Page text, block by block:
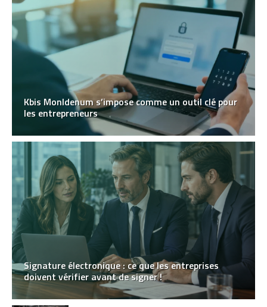
Kbis MonIdenum s’impose comme un outil clé pour
les entrepreneurs
Signature électronique : ce que les entreprises
doivent vérifier avant de signer !